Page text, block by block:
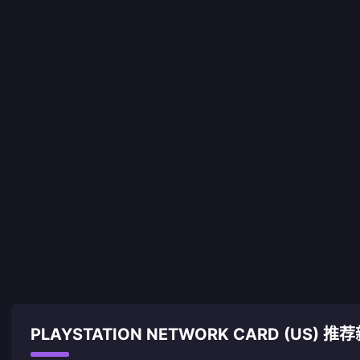
PLAYSTATION NETWORK CARD (US) 推荐